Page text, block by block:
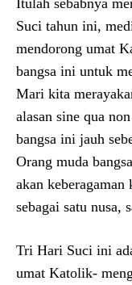
Itulah sebabnya
Suci tahun ini,
mendorong umat
bangsa ini untuk
Mari kita
alasan sine qua
bangsa ini jauh
Orang muda
akan
sebagai satu nusa,
Tri Hari Suci ini
umat Katolik-